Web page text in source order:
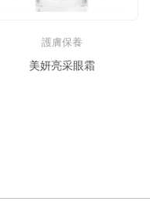
護膚保養
美妍亮采眼霜